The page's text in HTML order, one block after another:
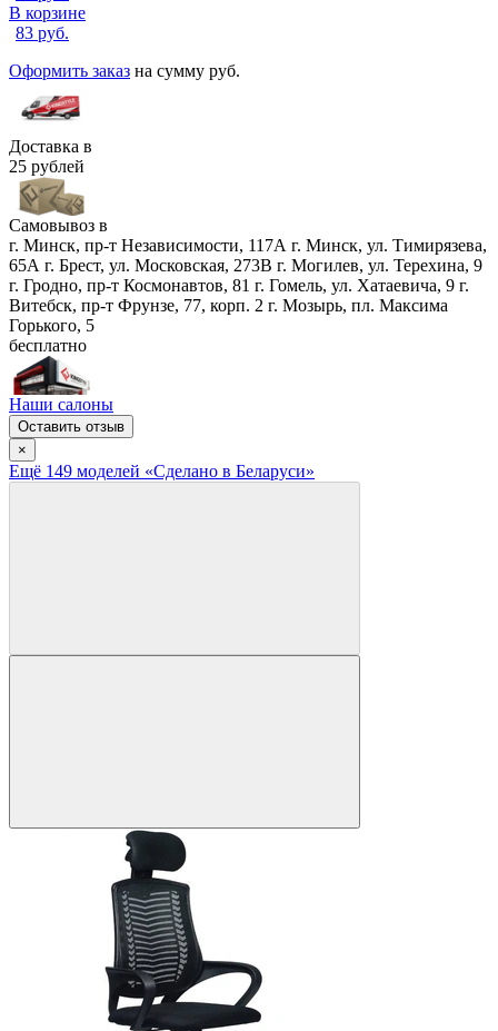
В корзине
83 руб.
Оформить заказ на сумму руб.
Доставка в
25 рублей
Самовывоз в
г. Минск, пр-т Независимости, 117А г. Минск, ул. Тимирязева,
65А г. Брест, ул. Московская, 273В г. Могилев, ул. Терехина, 9
г. Гродно, пр-т Космонавтов, 81 г. Гомель, ул. Хатаевича, 9 г.
Витебск, пр-т Фрунзе, 77, корп. 2 г. Мозырь, пл. Максима
Горького, 5
бесплатно
Наши салоны
Оставить отзыв
×
Ещё 149 моделей «Сделано в Беларуси»